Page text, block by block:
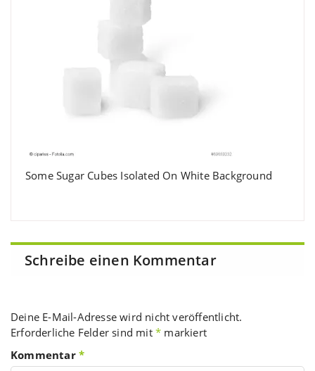
Some Sugar Cubes Isolated On White Background
Schreibe einen Kommentar
Deine E-Mail-Adresse wird nicht veröffentlicht.
Erforderliche Felder sind mit * markiert
Kommentar *